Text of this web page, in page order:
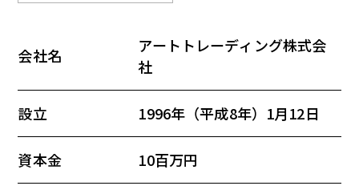
会社名
アートトレーディング株式会
社
設立 1996年（平成8年）1月12日
資本金 10百万円